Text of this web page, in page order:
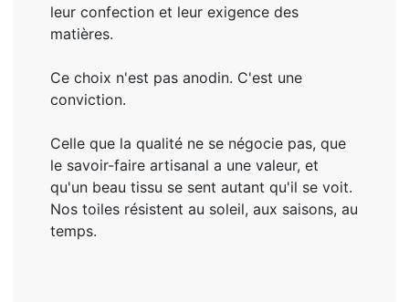
leur confection et leur exigence des
matières.
Ce choix n'est pas anodin. C'est une
conviction.
Celle que la qualité ne se négocie pas, que
le savoir-faire artisanal a une valeur, et
qu'un beau tissu se sent autant qu'il se voit.
Nos toiles résistent au soleil, aux saisons, au
temps.